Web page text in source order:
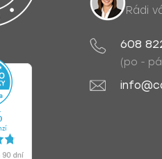
Rádi
608
(po -